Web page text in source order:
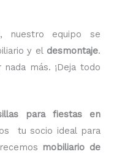
nuestro equipo se
y el desmontaje.
más. ¡Deja todo
para fiestas en
tu socio ideal para
mobiliario de